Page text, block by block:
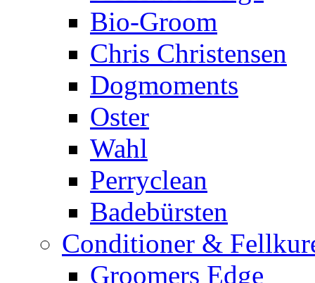
Bio-Groom
Chris Christensen
Dogmoments
Oster
Wahl
Perryclean
Badebürsten
Conditioner &
Groomers Edge